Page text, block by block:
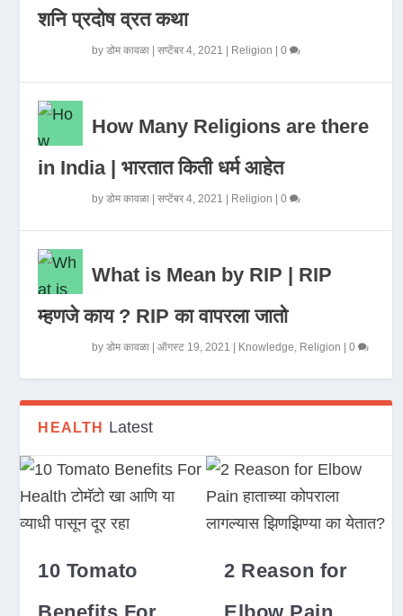
शनि प्रदोष व्रत कथा
byडोम कावळा |सप्टेंबर 4, 2021 Religion |0
How Many Religions are there
in India | भारतात किती धर्म आहेत
byडोम कावळा |सप्टेंबर 4, 2021 Religion |0
What is Mean by RIP | RIP
म्हणजे काय ? RIP का वापरला जातो
byडोम कावळा |ऑगस्ट 19, 2021 Knowledge, Religion |0
HEALTH Latest
10 Tomato
2 Reason for